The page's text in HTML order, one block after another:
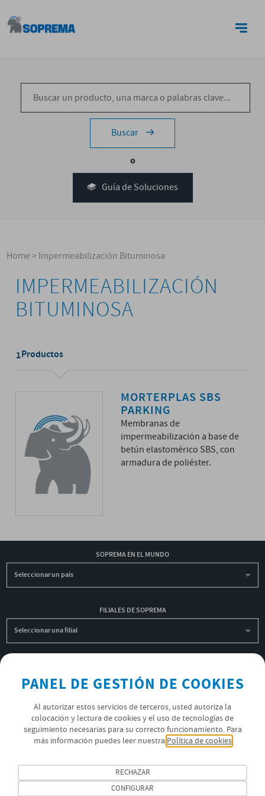
Buscar
o
Guía de Soluciones
Home>Impermeabilización Bituminosa
IMPERMEABILIZACIÓN
BITUMINOSA
1Productos
MORTERPLAS SBS
PARKING
Membranas de
impermeabilización a base de
betún elastomérico SBS, con
armadura de poliéster.
SOPREMA EN EL MUNDO
Seleccionar un país
FILIALES DE SOPREMA
Seleccionar una filial
OK
POLÍTICA DE PRIVACIDAD
ÚNETE AL EQUIPO SOPREMA
PANEL DE GESTIÓN DE COOKIES
Al autorizar estos servicios de terceros, usted autoriza la
colocación y lectura de cookies y el uso de tecnologías de
seguimiento necesarias para su correcto funcionamiento. Para
más información puedes leer nuestra Política de cookies
RECHAZAR
CONFIGURAR